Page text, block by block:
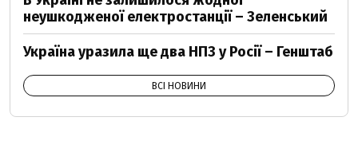
неушкодженої електростанції – Зеленський
Україна уразила ще два НПЗ у Росії – Генштаб
ВСІ НОВИНИ